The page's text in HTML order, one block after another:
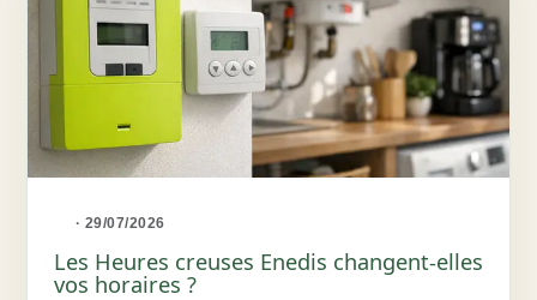
· 29/07/2026
Les Heures creuses Enedis changent-elles
vos horaires ?